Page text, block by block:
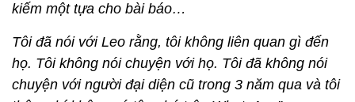
kiếm một tựa cho bài báo…
Tôi đã nói với Leo rằng, tôi không liên quan gì đến
họ. Tôi không nói chuyện với họ. Tôi đã không nói
chuyện với người đại diện cũ trong 3 năm qua và tôi